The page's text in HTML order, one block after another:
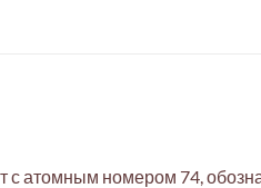
атомным номером 74,